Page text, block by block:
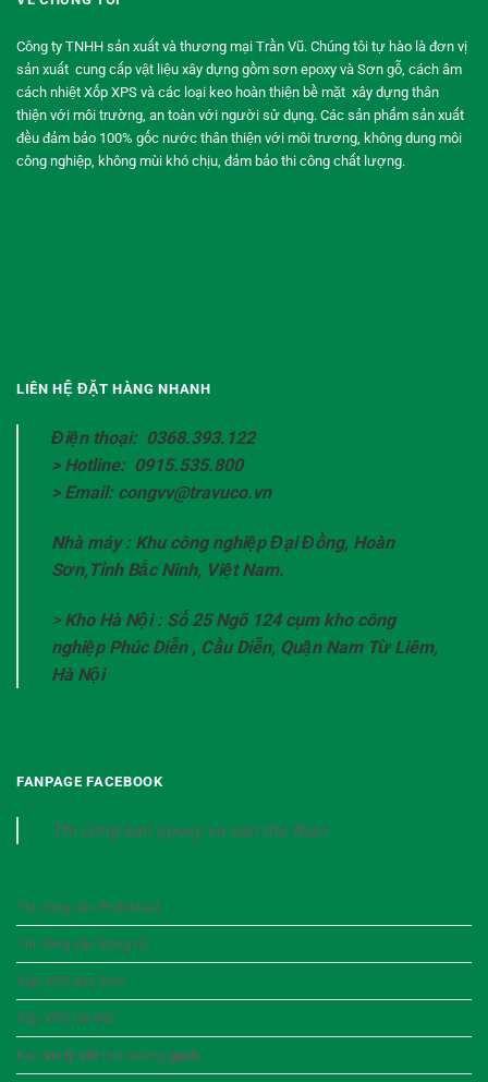
Công ty TNHH sản xuất và thương mại Trần Vũ. Chúng tôi tự hào là đơn vị
sản xuất cung cấp vật liệu xây dựng gồm sơn epoxy và Sơn gỗ, cách âm
cách nhiệt Xốp XPS và các loại keo hoàn thiện bề mặt xây dựng thân
thiện với môi trường, an toàn với người sử dụng. Các sản phẩm sản xuất
đều đảm bảo 100% gốc nước thân thiện với môi trương, không dung môi
công nghiệp, không mùi khó chịu, đảm bảo thi công chất lượng.
LIÊN HỆ ĐẶT HÀNG NHANH
Điện thoại: 0368.393.122
> Hotline: 0915.535.800
> Email: congvv@travuco.vn
Nhà máy : Khu công nghiệp Đại Đồng, Hoàn
Sơn,Tỉnh Bắc Ninh, Việt Nam.
> Kho Hà Nội : Số 25 Ngõ 124 cụm kho công
nghiệp Phúc Diễn , Cầu Diễn, Quận Nam Từ Liêm,
Hà Nội
FANPAGE FACEBOOK
Thi cong san epoxy va san the thao
Thi công sân Pickleball
Thi công sân Bóng rổ
Xốp XPS dày 5cm
Xốp XPS Hà Nội
Keo xử lý vết nứt tường gạch